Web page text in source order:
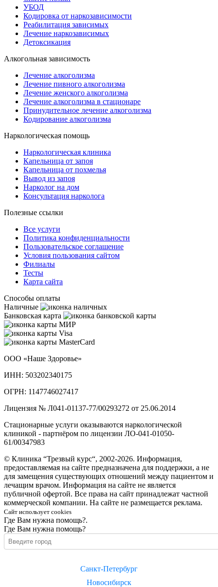
УБОД
Кодировка от наркозависимости
Реабилитация зависимых
Лечение наркозависимых
Детоксикация
Алкогольная зависимость
Лечение алкоголизма
Лечение пивного алкоголизма
Лечение женского алкоголизма
Лечение алкоголизма в стационаре
Принудительное лечение алкоголизма
Кодирование алкоголизма
Наркологическая помощь
Наркологическая клиника
Капельница от запоя
Капельница от похмелья
Вывод из запоя
Нарколог на дом
Консультация нарколога
Полезные ссылки
Все услуги
Политика конфиденциальности
Пользовательское cоглашение
Условия пользования сайтом
Филиалы
Тесты
Карта сайта
Способы оплаты
Наличные
Банковская карта
ООО «Наше Здоровье»
ИНН: 503202340175
ОГРН: 1147746027417
Лицензия № Л041-01137-77/00293272 от 25.06.2014
Стационарные услуги оказываются наркологической
клиникой - партнёром по лицензии ЛО-041-01050-
61/00347983
© Клиника “Трезвый курс“, 2002-2026. Информация,
предоставляемая на сайте предназначена для поддержки, а не
для замещения существующих отношений между пациентом и
лечащим врачом. Информация на сайте не является
публичной офертой. Все права на сайт принадлежат частной
коммерческой компании. На сайте не размещается реклама.
Сайт использует cookies
Где Вам нужна помощь?.
Где Вам нужна помощь?
Санкт-Петербург
Новосибирск